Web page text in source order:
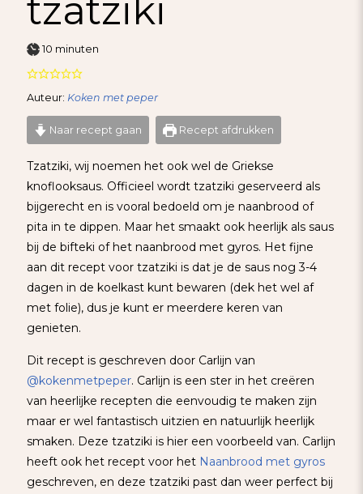
tzatziki
10 minuten
minuten
Auteur: Koken met peper
Naar recept gaan Recept afdrukken
Tzatziki, wij noemen het ook wel de Griekse
knoflooksaus. Officieel wordt tzatziki geserveerd als
bijgerecht en is vooral bedoeld om je naanbrood of
pita in te dippen. Maar het smaakt ook heerlijk als saus
bij de bifteki of het naanbrood met gyros. Het fijne
aan dit recept voor tzatziki is dat je de saus nog 3-4
dagen in de koelkast kunt bewaren (dek het wel af
met folie), dus je kunt er meerdere keren van
genieten.
Dit recept is geschreven door Carlijn van
@kokenmetpeper. Carlijn is een ster in het creëren
van heerlijke recepten die eenvoudig te maken zijn
maar er wel fantastisch uitzien en natuurlijk heerlijk
smaken. Deze tzatziki is hier een voorbeeld van. Carlijn
heeft ook het recept voor het Naanbrood met gyros
geschreven, en deze tzatziki past dan weer perfect bij